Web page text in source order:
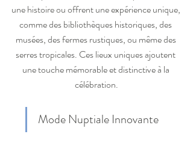
une histoire ou offrent une expérience unique,
comme des bibliothèques historiques, des
musées, des fermes rustiques, ou même des
serres tropicales. Ces lieux uniques ajoutent
une touche mémorable et distinctive à la
célébration.
Mode Nuptiale Innovante